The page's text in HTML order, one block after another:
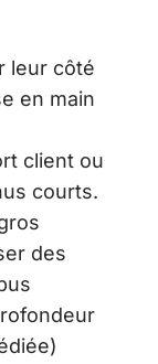
leur côté
en main
client ou
courts.
des